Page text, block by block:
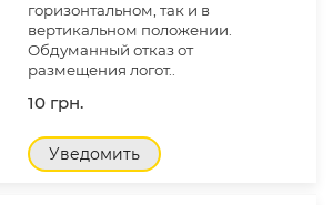
горизонтальном, так и в
вертикальном положении.
Обдуманный отказ от
размещения логот..
10 грн.
Уведомить